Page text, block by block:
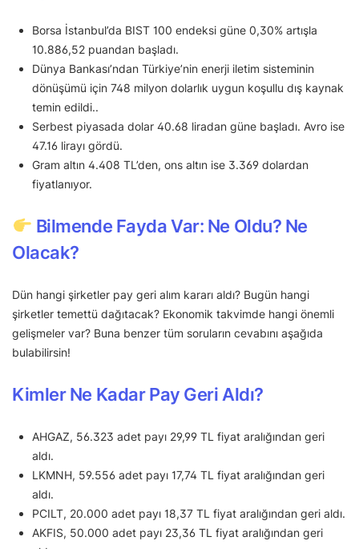
Borsa İstanbul’da BIST 100 endeksi güne 0,30% artışla
10.886,52 puandan başladı.
Dünya Bankası’ndan Türkiye’nin enerji iletim sisteminin
dönüşümü için 748 milyon dolarlık uygun koşullu dış kaynak
temin edildi..
Serbest piyasada dolar 40.68 liradan güne başladı. Avro ise
47.16 lirayı gördü.
Gram altın 4.408 TL’den, ons altın ise 3.369 dolardan
fiyatlanıyor.
Bilmende Fayda Var: Ne Oldu? Ne
Olacak?
Dün hangi şirketler pay geri alım kararı aldı? Bugün hangi
şirketler temettü dağıtacak? Ekonomik takvimde hangi önemli
gelişmeler var? Buna benzer tüm soruların cevabını aşağıda
bulabilirsin!
Kimler Ne Kadar Pay Geri Aldı?
AHGAZ, 56.323 adet payı 29,99 TL fiyat aralığından geri
aldı.
LKMNH, 59.556 adet payı 17,74 TL fiyat aralığından geri
aldı.
PCILT, 20.000 adet payı 18,37 TL fiyat aralığından geri aldı.
AKFIS, 50.000 adet payı 23,36 TL fiyat aralığından geri